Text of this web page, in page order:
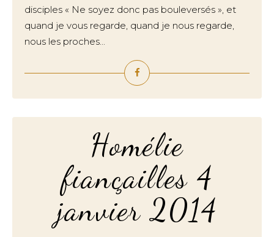
disciples « Ne soyez donc pas bouleversés », et
quand je vous regarde, quand je nous regarde,
nous les proches...
Homélie
fiançailles 4
janvier 2014